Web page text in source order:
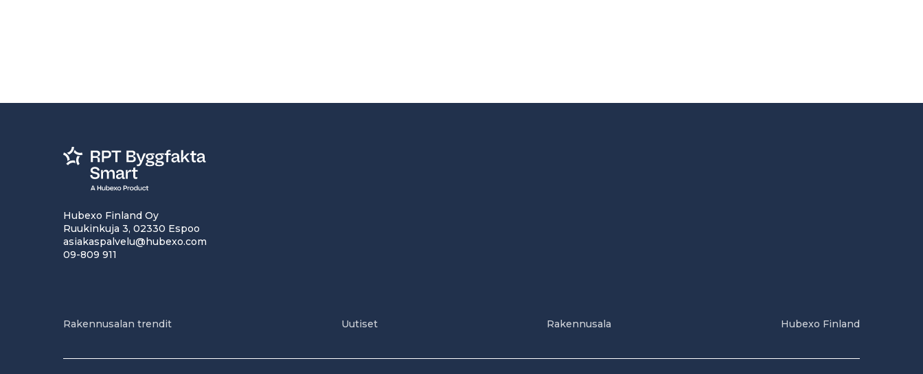
Hubexo Finland Oy
Ruukinkuja 3, 02330 Espoo
asiakaspalvelu@hubexo.com
09-809 911
Rakennusalan trendit Uutiset Rakennusala Hubexo Finland